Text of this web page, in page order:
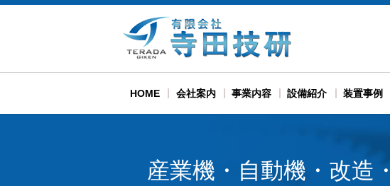
HOME 会社案内 事業内容 設備紹介 装置事例
産業機・自動機・改